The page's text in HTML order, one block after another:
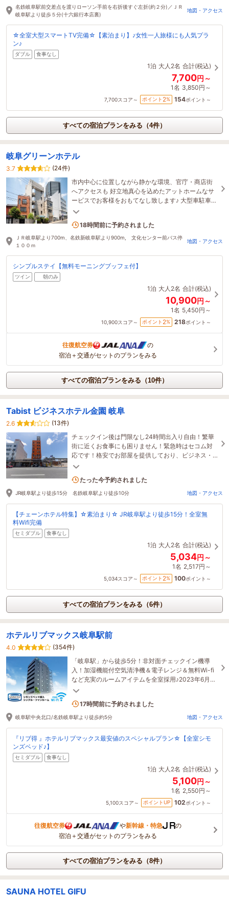
15時間前に予約されました
名鉄岐阜駅前交差点を渡りローソン手前を右折後すぐ左折(約２分)／ＪＲ
岐阜駅より徒歩５分(十六銀行本店裏)
地図・アクセス
☆全室大型スマートTV完備☆【素泊まり】♪女性一人旅様にも人気プラ
ン♪
ダブル 食事なし
1泊 大人2名 合計(税込)
7,700円～
1名 3,850円～
7,700スコア～ ポイント 2% 154ポイント～
すべての宿泊プランをみる（4件）
岐阜グリーンホテル
3.7
(24件)
市内中心に位置しながら静かな環境、官庁・商店街
へアクセスも 好立地真心を込めたアットホームなサ
ービスでお客様をおもてなし致します♪ 大型車駐車
可 Wi-Fi完備・無料モーニングブッフェ・個別空調
1名がこの宿を見ています
18時間前に予約されました
ＪＲ岐阜駅より700m、名鉄新岐阜駅より900m, 文化センター前バス停
１００ｍ
地図・アクセス
シンプルステイ【無料モーニングブッフェ付】
ツイン 朝のみ
1泊 大人2名 合計(税込)
10,900円～
1名 5,450円～
10,900スコア～ ポイント 2% 218ポイント～
往復航空券
の
宿泊＋交通がセットのプランをみる
すべての宿泊プランをみる（10件）
Tabist ビジネスホテル金園 岐阜
2.6
(13件)
チェックイン後は門限なし24時間出入り自由！繁華
街に近くお食事にも困りません！緊急時はセコム対
応です！格安でお部屋を提供しており、ビジネス・
旅行の拠点として！
1名がこの宿を見ています
たった今予約されました
JR岐阜駅より徒歩15分 名鉄岐阜駅より徒歩10分 地図・アクセス
【チェーンホテル特集】☆素泊まり☆ JR岐阜駅より徒歩15分！全室無
料Wifi完備
セミダブル 食事なし
1泊 大人2名 合計(税込)
5,034円～
1名 2,517円～
5,034スコア～ ポイント 2% 100ポイント～
すべての宿泊プランをみる（6件）
ホテルリブマックス岐阜駅前
4.0
(354件)
「岐阜駅」から徒歩5分！非対面チェックイン機導
入！加湿機能付空気清浄機＆電子レンジ＆無料Wi-fi
など充実のルームアイテムを全室採用♪2023年6月よ
り連泊清掃再開致しました。
3名がこの宿を見ています
17時間前に予約されました
岐阜駅中央北口/名鉄岐阜駅より徒歩約5分 地図・アクセス
『リブ得 』ホテルリブマックス最安値のスペシャルプラン☆【全室シモ
ンズベッド♪】
セミダブル 食事なし
1泊 大人2名 合計(税込)
5,100円～
1名 2,550円～
5,100スコア～ ポイントUP 102ポイント～
往復航空券 や新幹線・特急
の
宿泊＋交通がセットのプランをみる
すべての宿泊プランをみる（8件）
SAUNA HOTEL GIFU